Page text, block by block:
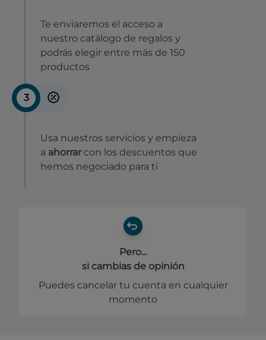
Te enviaremos el acceso a
nuestro catálogo de regalos y
podrás elegir entre más de 150
productos
3
Usa nuestros servicios y empieza
a ahorrar con los descuentos que
hemos negociado para ti
Pero...
si cambias de opinión
Puedes cancelar tu cuenta en cualquier
momento